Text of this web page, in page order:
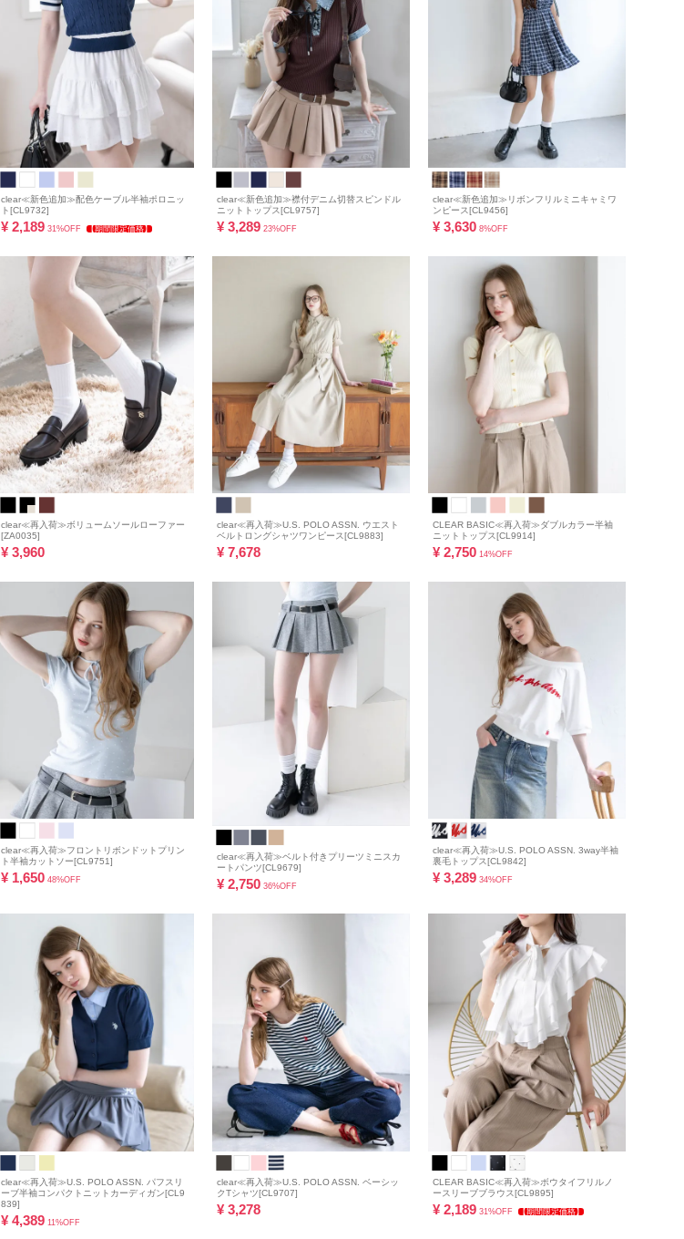
clear≪新色追加≫配色ケーブル半袖ポロニッ
ト[CL9732]
¥ 2,189 31%OFF 【期間限定価格】
clear≪新色追加≫襟付デニム切替スピンドル
ニットトップス[CL9757]
¥ 3,289 23%OFF
clear≪新色追加≫リボンフリルミニキャミワ
ンピース[CL9456]
¥ 3,630 8%OFF
clear≪再入荷≫ボリュームソールローファー
[ZA0035]
¥ 3,960
clear≪再入荷≫U.S. POLO ASSN. ウエスト
ベルトロングシャツワンピース[CL9883]
¥ 7,678
CLEAR BASIC≪再入荷≫ダブルカラー半袖
ニットトップス[CL9914]
¥ 2,750 14%OFF
clear≪再入荷≫フロントリボンドットプリン
ト半袖カットソー[CL9751]
¥ 1,650 48%OFF
clear≪再入荷≫ベルト付きプリーツミニスカ
ートパンツ[CL9679]
¥ 2,750 36%OFF
clear≪再入荷≫U.S. POLO ASSN. 3way半袖
裏毛トップス[CL9842]
¥ 3,289 34%OFF
clear≪再入荷≫U.S. POLO ASSN. パフスリ
ーブ半袖コンパクトニットカーディガン[CL9
839]
¥ 4,389 11%OFF
clear≪再入荷≫U.S. POLO ASSN. ベーシッ
クTシャツ[CL9707]
¥ 3,278
CLEAR BASIC≪再入荷≫ボウタイフリルノ
ースリーブブラウス[CL9895]
¥ 2,189 31%OFF 【期間限定価格】